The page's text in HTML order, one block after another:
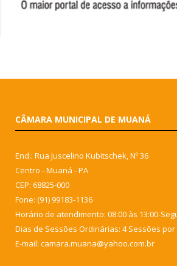
CÂMARA MUNICIPAL DE MUANÁ
End.: Rua Juscelino Kubitschek, Nº 36
Centro - Muaná - PA
CEP: 68825-000
Fone: (91) 99183-1136
Horário de atendimento: 08:00 às 13:00-
Dias de Sessões Ordinárias: 4 Sessões por
E-mail: camara.muana@yahoo.com.br